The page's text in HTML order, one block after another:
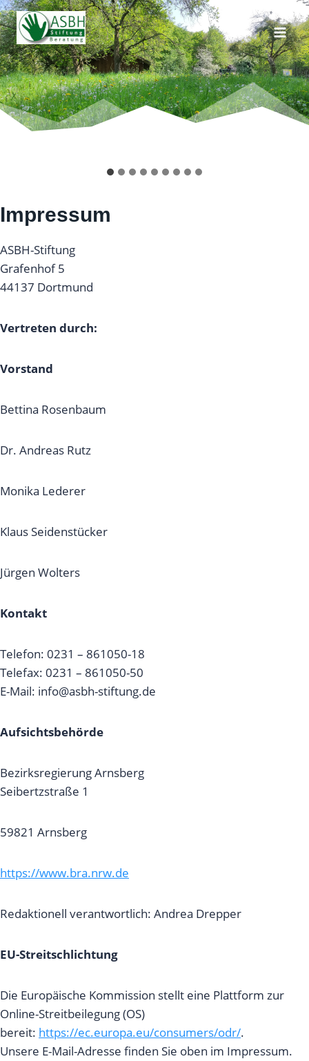
Zum
Inhalt
springen
Impressum
ASBH-Stiftung
Grafenhof 5
44137 Dortmund
Vertreten durch:
Vorstand
Bettina Rosenbaum
Dr. Andreas Rutz
Monika Lederer
Klaus Seidenstücker
Jürgen Wolters
Kontakt
Telefon: 0231 – 861050-18
Telefax: 0231 – 861050-50
E-Mail: info@asbh-stiftung.de
Aufsichtsbehörde
Bezirksregierung Arnsberg
Seibertzstraße 1
59821 Arnsberg
https://www.bra.nrw.de
Redaktionell verantwortlich: Andrea Drepper
EU-Streitschlichtung
Die Europäische Kommission stellt eine Plattform zur
Online-Streitbeilegung (OS)
bereit: https://ec.europa.eu/consumers/odr/.
Unsere E-Mail-Adresse finden Sie oben im Impressum.